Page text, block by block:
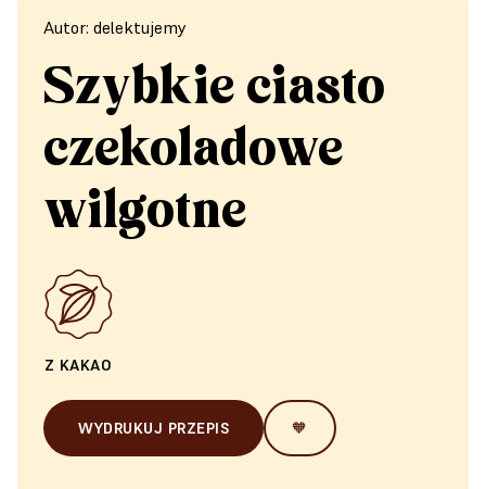
Autor: delektujemy
Szybkie ciasto
czekoladowe
wilgotne
Z KAKAO
WYDRUKUJ PRZEPIS 🧡